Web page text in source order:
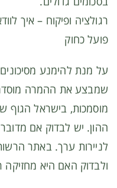
רגולציה ופיקוח – איך
פועל כחוק
על מנת להימנע
שמבצע את ההמרה מוסדר
מוסמכות, בישראל הגוף
ההון. יש לבדוק אם
לניירות ערך. באתר
ולבדוק האם היא מחזיקה